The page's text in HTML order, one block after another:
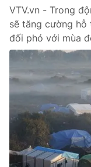
VTV.vn - Trong
sẽ tăng cường
đối phó với mùa